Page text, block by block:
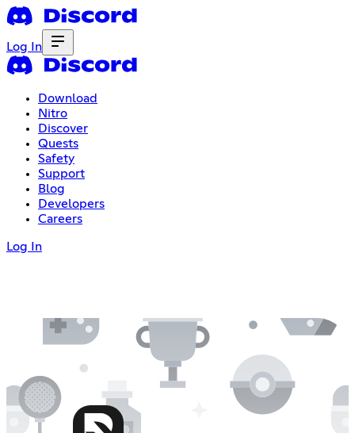
Log In
Download
Nitro
Discover
Quests
Safety
Support
Blog
Developers
Careers
Log In